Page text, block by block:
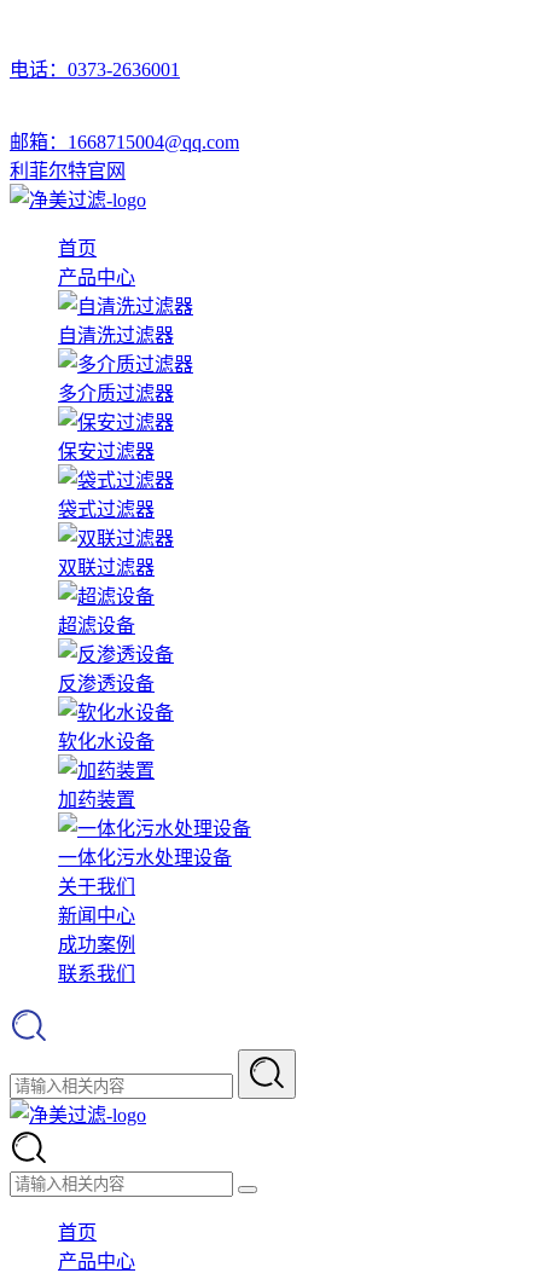
电话：0373-2636001
邮箱：1668715004@qq.com
利菲尔特官网
首页
产品中心
自清洗过滤器
多介质过滤器
保安过滤器
袋式过滤器
双联过滤器
超滤设备
反渗透设备
软化水设备
加药装置
一体化污水处理设备
关于我们
新闻中心
成功案例
联系我们
首页
产品中心